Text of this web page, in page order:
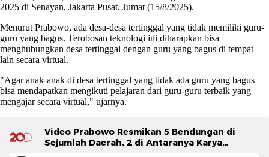
2025 di Senayan, Jakarta Pusat, Jumat (15/8/2025).
Menurut Prabowo, ada desa-desa tertinggal yang tidak memiliki guru-
guru yang bagus. Terobosan teknologi ini diharapkan bisa
menghubungkan desa tertinggal dengan guru yang bagus di tempat
lain secara virtual.
"Agar anak-anak di desa tertinggal yang tidak ada guru yang bagus
bisa mendapatkan mengikuti pelajaran dari guru-guru terbaik yang
mengajar secara virtual," ujarnya.
Video Prabowo Resmikan 5 Bendungan di
Sejumlah Daerah, 2 di Antaranya Karya